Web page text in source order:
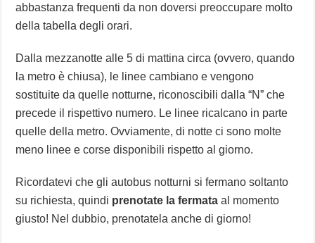
abbastanza frequenti da non doversi preoccupare molto
della tabella degli orari.
Dalla mezzanotte alle 5 di mattina circa (ovvero, quando
la metro è chiusa), le linee cambiano e vengono
sostituite da quelle notturne, riconoscibili dalla “N” che
precede il rispettivo numero. Le linee ricalcano in parte
quelle della metro. Ovviamente, di notte ci sono molte
meno linee e corse disponibili rispetto al giorno.
Ricordatevi che gli autobus notturni si fermano soltanto
su richiesta, quindi prenotate la fermata al momento
giusto! Nel dubbio, prenotatela anche di giorno!